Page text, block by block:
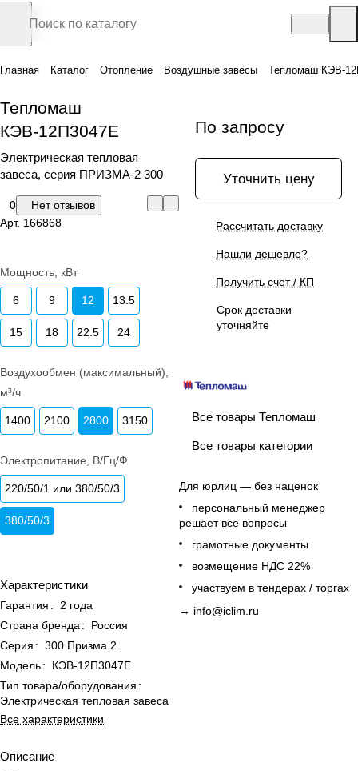
Главная Каталог Отопление Воздушные завесы Тепломаш КЭВ-
Тепломаш
КЭВ-12П3047Е
Электрическая тепловая
завеса, серия ПРИЗМА-2 300
0
Нет отзывов
Арт. 166868
Мощность, кВт
6 9 12 13.5
15 18 22.5 24
Воздухообмен (максимальный),
м³/ч
1400 2100 2800 3150
Электропитание, В/Гц/Ф
220/50/1 или 380/50/3
380/50/3
Характеристики
Гарантия :
2 года
Страна бренда :
Россия
Серия : 300 Призма 2
Модель:
КЭВ-12П3047Е
Тип товара/оборудования :
Электрическая тепловая завеса
Все характеристики
Описание
По запросу
Уточнить цену
Рассчитать доставку
Нашли дешевле?
Получить счет / КП
Срок доставки
уточняйте
Все товары Тепломаш
Все товары категории
Для юрлиц — без наценок
персональный менеджер
решает все вопросы
грамотные документы
возмещение НДС 22%
участвуем в тендерах / торгах
→ info@iclim.ru